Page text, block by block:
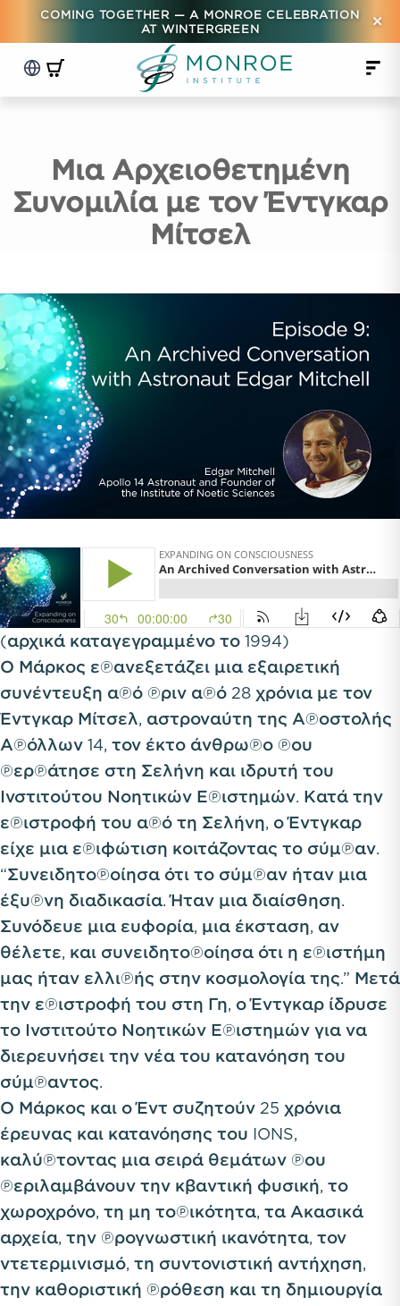
COMING TOGETHER — A MONROE CELEBRATION
AT WINTERGREEN
×
Μια Αρχειοθετημένη
Συνομιλία με τον Έντγκαρ
Μίτσελ
(αρχικά καταγεγραμμένο το 1994)
Ο Μάρκος επανεξετάζει μια εξαιρετική
συνέντευξη από πριν από 28 χρόνια με τον
Έντγκαρ Μίτσελ, αστροναύτη της Αποστολής
Απόλλων 14, τον έκτο άνθρωπο που
περπάτησε στη Σελήνη και ιδρυτή του
Ινστιτούτου Νοητικών Επιστημών. Κατά την
επιστροφή του από τη Σελήνη, ο Έντγκαρ
είχε μια επιφώτιση κοιτάζοντας το σύμπαν.
“Συνειδητοποίησα ότι το σύμπαν ήταν μια
έξυπνη διαδικασία. Ήταν μια διαίσθηση.
Συνόδευε μια ευφορία, μια έκσταση, αν
θέλετε, και συνειδητοποίησα ότι η επιστήμη
μας ήταν ελλιπής στην κοσμολογία της.” Μετά
την επιστροφή του στη Γη, ο Έντγκαρ ίδρυσε
το Ινστιτούτο Νοητικών Επιστημών για να
διερευνήσει την νέα του κατανόηση του
σύμπαντος.
Ο Μάρκος και ο Έντ συζητούν 25 χρόνια
έρευνας και κατανόησης του IONS,
καλύπτοντας μια σειρά θεμάτων που
περιλαμβάνουν την κβαντική φυσική, το
χωροχρόνο, τη μη τοπικότητα, τα Ακασικά
αρχεία, την προγνωστική ικανότητα, τον
ντετερμινισμό, τη συντονιστική αντήχηση,
την καθοριστική πρόθεση και τη δημιουργία